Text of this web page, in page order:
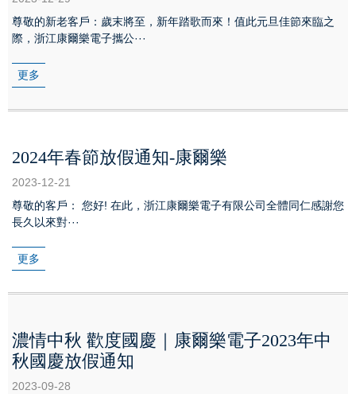
尊敬的新老客戶：歲末將至，新年踏歌而來！值此元旦佳節來臨之
際，浙江康爾樂電子攜公···
更多
2024年春節放假通知-康爾樂
2023-12-21
尊敬的客戶： 您好! 在此，浙江康爾樂電子有限公司全體同仁感謝您
長久以來對···
更多
濃情中秋 歡度國慶｜康爾樂電子2023年中
秋國慶放假通知
2023-09-28